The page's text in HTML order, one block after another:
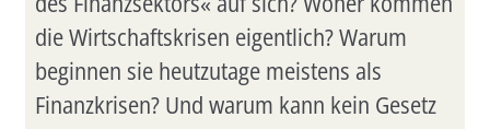
die Wirtschaftskrisen eigentlich? Warum
beginnen sie heutzutage meistens als
Finanzkrisen? Und warum kann kein Gesetz